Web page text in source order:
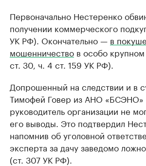
Первоначально Нестеренко
получении коммерческого
УК РФ). Окончательно — в
мошенничество в особо
ст. 30, ч. 4 ст. 159 УК РФ).
Допрошенный на следствии и в
Тимофей Говер из АНО «БСЭНО»
руководитель организации не
его выводы. Это подтвердил
напомнив об уголовной
эксперта за дачу заведомо
(ст. 307 УК РФ).